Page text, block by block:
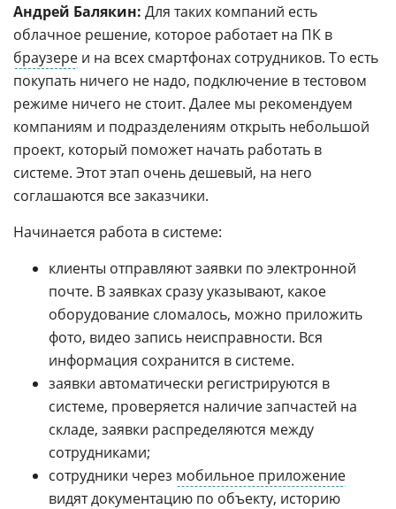
Андрей Балякин: Для таких компаний есть
облачное решение, которое работает на ПК в
браузере и на всех смартфонах сотрудников. То есть
покупать ничего не надо, подключение в тестовом
режиме ничего не стоит. Далее мы рекомендуем
компаниям и подразделениям открыть небольшой
проект, который поможет начать работать в
системе. Этот этап очень дешевый, на него
соглашаются все заказчики.
Начинается работа в системе:
клиенты отправляют заявки по электронной
почте. В заявках сразу указывают, какое
оборудование сломалось, можно приложить
фото, видео запись неисправности. Вся
информация сохранится в системе.
заявки автоматически регистрируются в
системе, проверяется наличие запчастей на
складе, заявки распределяются между
сотрудниками;
сотрудники через мобильное приложение
видят документацию по объекту, историю